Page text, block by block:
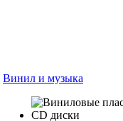
Винил и музыка